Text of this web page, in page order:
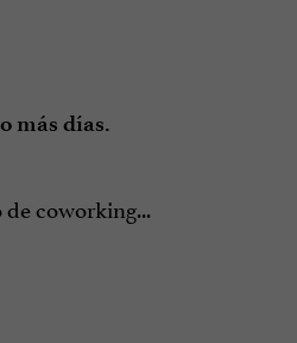
más días.
de coworking...